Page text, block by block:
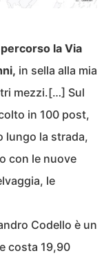
la Via
in sella alla mia
mezzi.[…] Sul
in 100 post,
lungo la strada,
con le nuove
le
Codello è un
costa 19,90